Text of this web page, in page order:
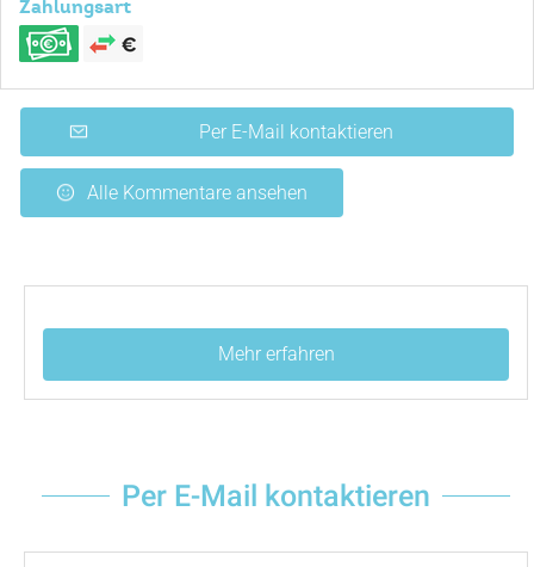
Zahlungsart
Per E-Mail kontaktieren
Alle Kommentare ansehen
Mehr erfahren
Per E-Mail kontaktieren